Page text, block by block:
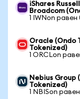
iShares
Broadcom
1 IWNon
Oracle (Ondo
Tokenized)
1 ORCLon
Nebius Group
Tokenized)
1 NBISon